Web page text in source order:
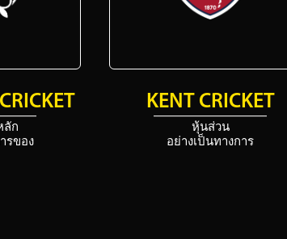
ลัก
รของ
KENT CRICKET
หุ้นส่วน
อย่างเป็นทางการ